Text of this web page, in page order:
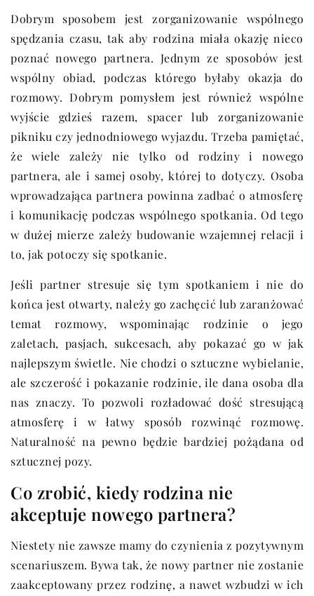
Dobrym sposobem jest zorganizowanie wspólnego
spędzania czasu, tak aby rodzina miała okazję nieco
poznać nowego partnera. Jednym ze sposobów jest
wspólny obiad, podczas którego byłaby okazja do
rozmowy. Dobrym pomysłem jest również wspólne
wyjście gdzieś razem, spacer lub zorganizowanie
pikniku czy jednodniowego wyjazdu. Trzeba pamiętać,
że wiele zależy nie tylko od rodziny i nowego
partnera, ale i samej osoby, której to dotyczy. Osoba
wprowadzająca partnera powinna zadbać o atmosferę
i komunikację podczas wspólnego spotkania. Od tego
w dużej mierze zależy budowanie wzajemnej relacji i
to, jak potoczy się spotkanie.
Jeśli partner stresuje się tym spotkaniem i nie do
końca jest otwarty, należy go zachęcić lub zaranżować
temat rozmowy, wspominając rodzinie o jego
zaletach, pasjach, sukcesach, aby pokazać go w jak
najlepszym świetle. Nie chodzi o sztuczne wybielanie,
ale szczerość i pokazanie rodzinie, ile dana osoba dla
nas znaczy. To pozwoli rozładować dość stresującą
atmosferę i w łatwy sposób rozwinąć rozmowę.
Naturalność na pewno będzie bardziej pożądana od
sztucznej pozy.
Co zrobić, kiedy rodzina nie
akceptuje nowego partnera?
Niestety nie zawsze mamy do czynienia z pozytywnym
scenariuszem. Bywa tak, że nowy partner nie zostanie
zaakceptowany przez rodzinę, a nawet wzbudzi w ich